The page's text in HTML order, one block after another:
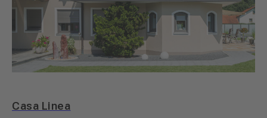
Casa Linea